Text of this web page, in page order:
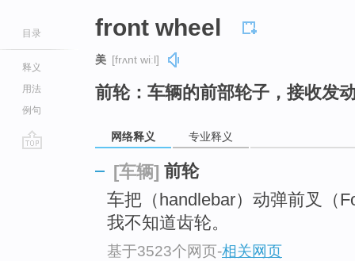
目录
释义
用法
例句
front wheel
美 [frʌnt wiːl]
前轮：车辆的前部轮子，接收发
网络释义 专业释义
[车辆] 前轮
车把（handlebar）动弹前叉（
我不知道齿轮。
基于3523个网页-相关网页